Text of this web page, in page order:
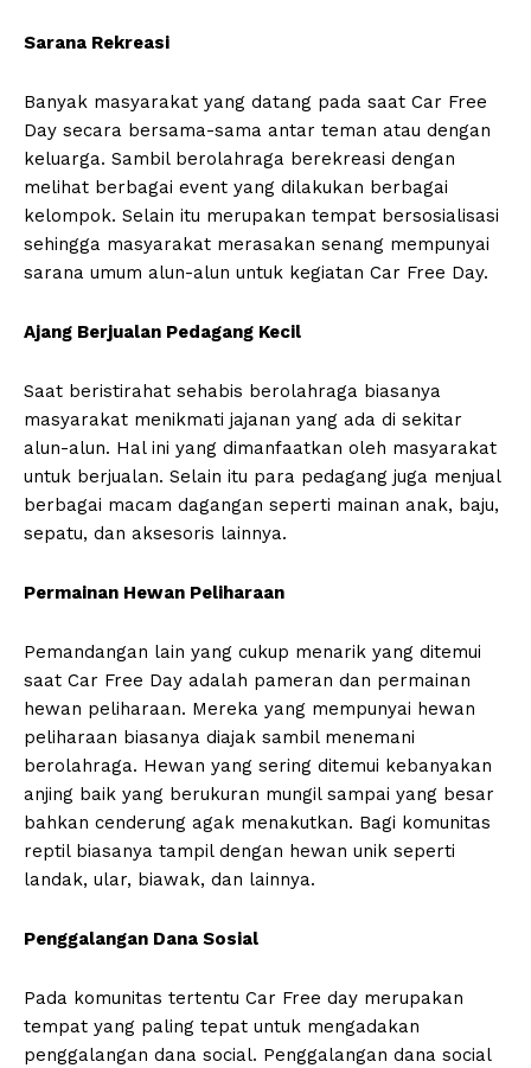
Sarana Rekreasi
Banyak masyarakat yang datang pada saat Car Free
Day secara bersama-sama antar teman atau dengan
keluarga. Sambil berolahraga berekreasi dengan
melihat berbagai event yang dilakukan berbagai
kelompok. Selain itu merupakan tempat bersosialisasi
sehingga masyarakat merasakan senang mempunyai
sarana umum alun-alun untuk kegiatan Car Free Day.
Ajang Berjualan Pedagang Kecil
Saat beristirahat sehabis berolahraga biasanya
masyarakat menikmati jajanan yang ada di sekitar
alun-alun. Hal ini yang dimanfaatkan oleh masyarakat
untuk berjualan. Selain itu para pedagang juga menjual
berbagai macam dagangan seperti mainan anak, baju,
sepatu, dan aksesoris lainnya.
Permainan Hewan Peliharaan
Pemandangan lain yang cukup menarik yang ditemui
saat Car Free Day adalah pameran dan permainan
hewan peliharaan. Mereka yang mempunyai hewan
peliharaan biasanya diajak sambil menemani
berolahraga. Hewan yang sering ditemui kebanyakan
anjing baik yang berukuran mungil sampai yang besar
bahkan cenderung agak menakutkan. Bagi komunitas
reptil biasanya tampil dengan hewan unik seperti
landak, ular, biawak, dan lainnya.
Penggalangan Dana Sosial
Pada komunitas tertentu Car Free day merupakan
tempat yang paling tepat untuk mengadakan
penggalangan dana social. Penggalangan dana social